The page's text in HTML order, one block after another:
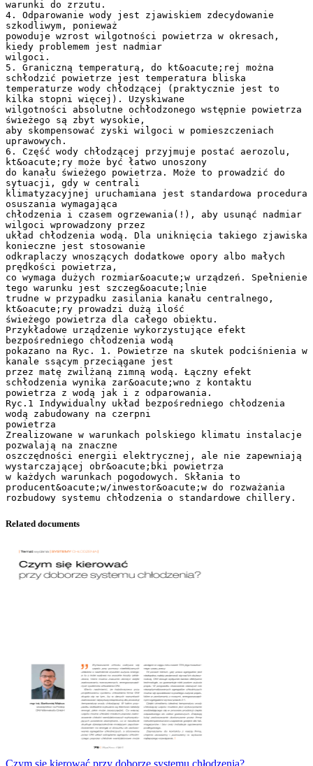
warunki do zrzutu.
4. Odparowanie wody jest zjawiskiem zdecydowanie
szkodliwym, ponieważ
powoduje wzrost wilgotności powietrza w okresach,
kiedy problemem jest nadmiar
wilgoci.
5. Graniczną temperaturą, do kt&oacute;rej można
schłodzić powietrze jest temperatura bliska
temperaturze wody chłodzącej (praktycznie jest to
kilka stopni więcej). Uzyskiwane
wilgotności absolutne ochłodzonego wstępnie powietrza
świeżego są zbyt wysokie,
aby skompensować zyski wilgoci w pomieszczeniach
uprawowych.
6. Część wody chłodzącej przyjmuje postać aerozolu,
kt&oacute;ry może być łatwo unoszony
do kanału świeżego powietrza. Może to prowadzić do
sytuacji, gdy w centrali
klimatyzacyjnej uruchamiana jest standardowa procedura
osuszania wymagająca
chłodzenia i czasem ogrzewania(!), aby usunąć nadmiar
wilgoci wprowadzony przez
układ chłodzenia wodą. Dla uniknięcia takiego zjawiska
konieczne jest stosowanie
odkraplaczy wnoszących dodatkowe opory albo małych
prędkości powietrza,
co wymaga dużych rozmiar&oacute;w urządzeń. Spełnienie
tego warunku jest szczeg&oacute;lnie
trudne w przypadku zasilania kanału centralnego,
kt&oacute;ry prowadzi dużą ilość
świeżego powietrza dla całego obiektu.
Przykładowe urządzenie wykorzystujące efekt
bezpośredniego chłodzenia wodą
pokazano na Ryc. 1. Powietrze na skutek podciśnienia w
kanale ssącym przeciągane jest
przez matę zwilżaną zimną wodą. Łączny efekt
schłodzenia wynika zar&oacute;wno z kontaktu
powietrza z wodą jak i z odparowania.
Ryc.1 Indywidualny układ bezpośredniego chłodzenia
wodą zabudowany na czerpni
powietrza
Zrealizowane w warunkach polskiego klimatu instalacje
pozwalają na znaczne
oszczędności energii elektrycznej, ale nie zapewniają
wystarczającej obr&oacute;bki powietrza
w każdych warunkach pogodowych. Skłania to
producent&oacute;w/inwestor&oacute;w do rozważania
Related documents